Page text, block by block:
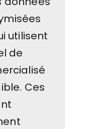
utilisent
de
Ces